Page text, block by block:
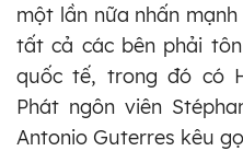
một lần nữa nhấn
tất cả các bên phải
quốc tế, trong đó có
Phát ngôn viên
Antonio Guterres kêu